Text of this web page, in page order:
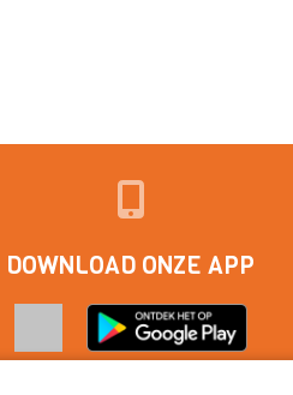
DOWNLOAD ONZE APP